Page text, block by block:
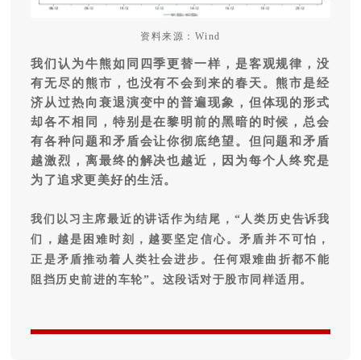
资料来源：Wind
我们认为牛熊如同四季更替一样，是客观规律，没
有无尽的熊市，也没有不会到来的春天。熊市是经
济从过热向衰退演变中的普遍现象，但体现的形式
却各不相同，特别是在黎明前的黑暗的时候，总会
有各种问题和矛盾会让你彻底绝望。但问题和矛盾
越激烈，离最终的解决也越近，因为每个人终究是
为了追求更美好的生活。
我们以习主席最近的讲话作为结尾， “人类历史告诉我
们，越是困难时刻，越要坚定信心。矛盾并不可怕，
正是矛盾推动着人类社会进步。任何艰难曲折都不能
阻挡历史前进的车轮”。 这段话对于股市同样适用。